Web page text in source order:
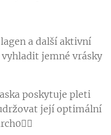
a další aktivní
jemné vrásky
poskytuje pleti
její optimální